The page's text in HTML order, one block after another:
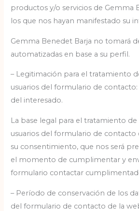
productos y/o servicios de Gemma
los que nos hayan manifestado su
Gemma Benedet Barja no tomará
automatizadas en base a su perfil.
– Legitimación para el tratamiento
usuarios del formulario de
del interesado.
La base legal para el tratamiento
usuarios del formulario de contacto
su consentimiento, que nos será
el momento de cumplimentar y
formulario contactar
– Período de conservación de los
del formulario de contacto de la